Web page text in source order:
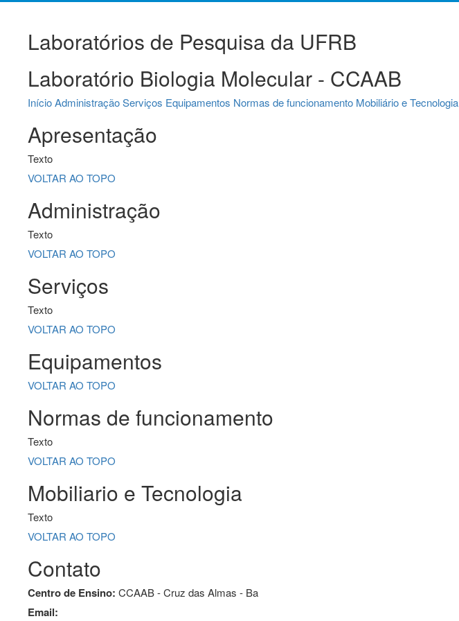
Laboratórios de Pesquisa da UFRB
Laboratório Biologia Molecular - CCAAB
InícioAdministraçãoServiços Equipamentos Normas de funcionamento Mobiliário e Tecnologia
Apresentação
Texto
VOLTAR AO TOPO
Administração
Texto
VOLTAR AO TOPO
Serviços
Texto
VOLTAR AO TOPO
Equipamentos
VOLTAR AO TOPO
Normas de funcionamento
Texto
VOLTAR AO TOPO
Mobiliario e Tecnologia
Texto
VOLTAR AO TOPO
Contato
Centro de Ensino: CCAAB - Cruz das Almas - Ba
Email: